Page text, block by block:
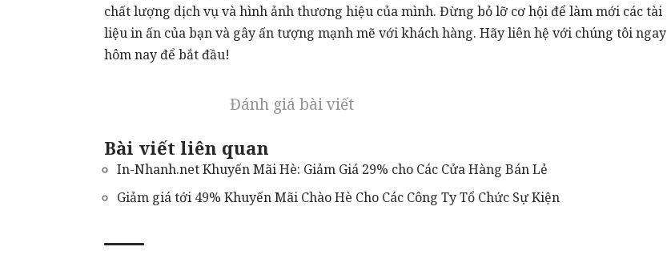
chất lượng dịch vụ và hình ảnh thương hiệu của mình. Đừng bỏ lỡ cơ hội để làm mới các tài
liệu in ấn của bạn và gây ấn tượng mạnh mẽ với khách hàng. Hãy liên hệ với chúng tôi ngay
hôm nay để bắt đầu!
Đánh giá bài viết
Bài viết liên quan
In-Nhanh.net Khuyến Mãi Hè: Giảm Giá 29% cho Các Cửa Hàng Bán Lẻ
Giảm giá tới 49% Khuyến Mãi Chào Hè Cho Các Công Ty Tổ Chức Sự Kiện